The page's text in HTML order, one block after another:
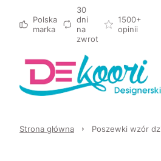
Polska
marka
30
dni
na
zwrot
1500+
opinii
Strona główna Poszewki wzór